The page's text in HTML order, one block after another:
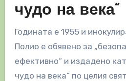
чудо на века“
Годината е 1955 и
Полио е обявено за
ефективно“ и издадено
чудо на века“ по целия